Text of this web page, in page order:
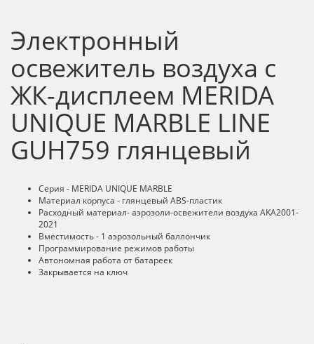
Электронный
освежитель воздуха с
ЖК-дисплеем MERIDA
UNIQUE MARBLE LINE
GUH759 глянцевый
Серия - MERIDA UNIQUE MARBLE
Материал корпуса - глянцевый ABS-пластик
Расходный материал- аэрозоли-освежители воздуха AKA2001-
2021
Вместимость - 1 аэрозольный баллончик
Программирование режимов работы
Автономная работа от батареек
Закрывается на ключ